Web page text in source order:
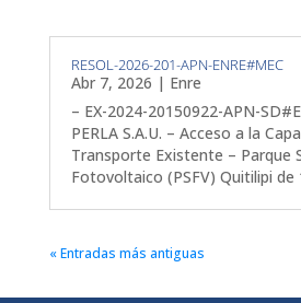
RESOL-2026-201-APN-ENRE#MEC
Abr 7, 2026 | Enre
– EX-2024-20150922-APN-
PERLA S.A.U. – Acceso a la
Transporte Existente – Parque
Fotovoltaico (PSFV) Quitilipi de
« Entradas más antiguas